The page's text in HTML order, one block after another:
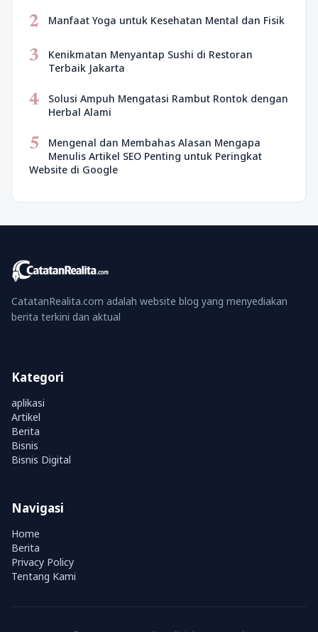
2 Manfaat Yoga untuk Kesehatan Mental dan Fisik
3
Kenikmatan Menyantap Sushi di Restoran
Terbaik Jakarta
4
Solusi Ampuh Mengatasi Rambut Rontok dengan
Herbal Alami
5
Mengenal dan Membahas Alasan Mengapa
Menulis Artikel SEO Penting untuk Peringkat
Website di Google
CatatanRealita.com adalah website blog yang menyediakan
berita terkini dan aktual
Kategori
aplikasi
Artikel
Berita
Bisnis
Bisnis Digital
Navigasi
Home
Berita
Privacy Policy
Tentang Kami